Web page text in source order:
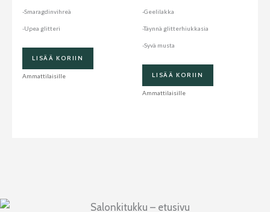
-Smaragdinvihreä
-Upea glitteri
LISÄÄ KORIIN
Ammattilaisille
-Geelilakka
-Täynnä glitterhiukkasia
-Syvä musta
LISÄÄ KORIIN
Ammattilaisille